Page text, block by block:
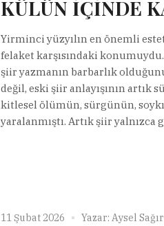
KÜLÜN İÇİNDE
Yirminci yüzyılın en önemli
felaket karşısındaki
şiir yazmanın barbarlık
değil, eski şiir anlayışının
kitlesel ölümün, sürgünün,
yaralanmıştı. Artık şiir yalnızca
11 Şubat 2026 Yazar: Aysel Sağır